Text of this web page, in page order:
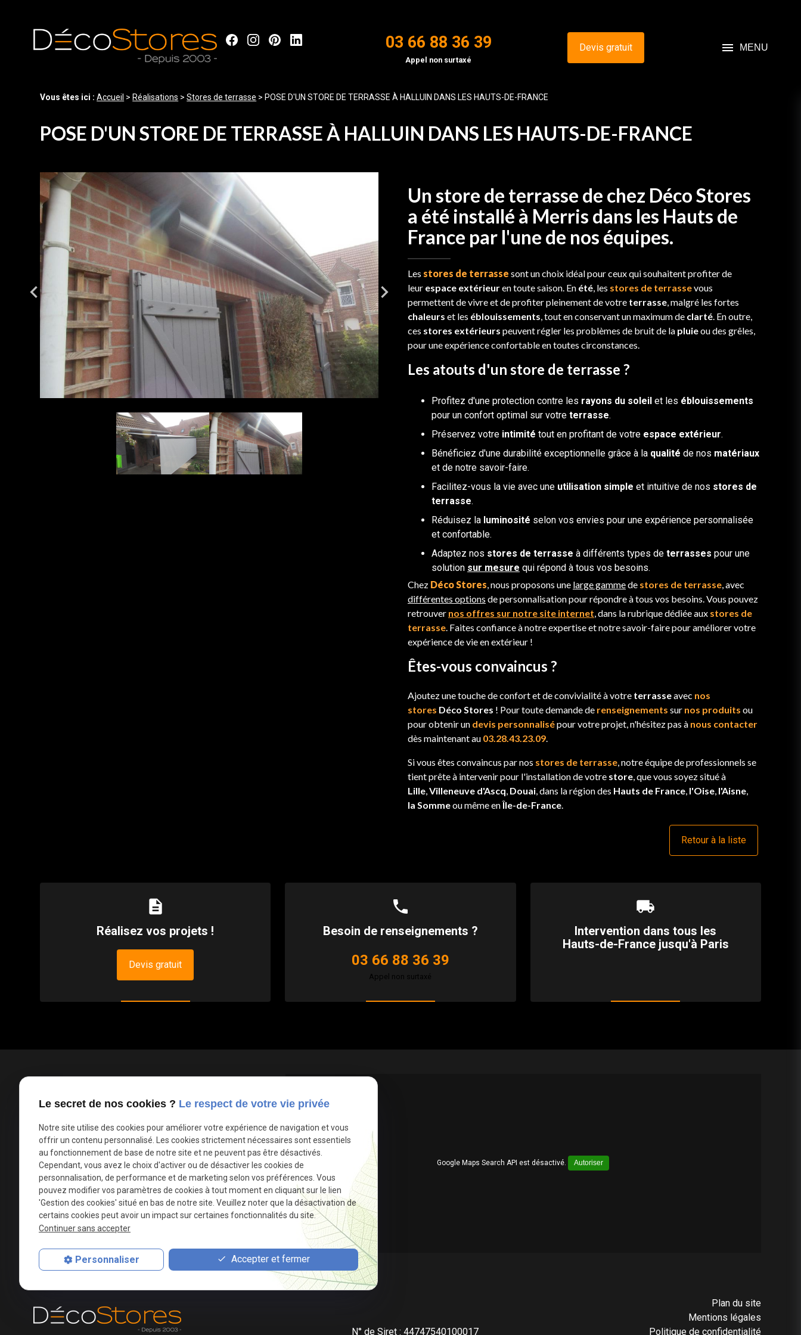
03 66 88 36 39
Appel non surtaxé
Devis gratuit menu MENU
Vous êtes ici :Accueil > Réalisations >Stores de terrasse > POSE D'UN STORE DE TERRASSE À HALLUIN DANS LES HAUTS-DE-FRANCE
POSE D'UN STORE DE TERRASSE À HALLUIN DANS LES HAUTS-DE-FRANCE
Un store de terrasse de chez Déco Stores
a été installé à Merris dans les Hauts de
France par l'une de nos équipes.
Les stores de terrasse sont un choix idéal pour ceux qui souhaitent profiter de
leur espace extérieuren toute saison. En été, les stores de terrassevous
permettent de vivre et de profiter pleinement de votre terrasse, malgré les fortes
chaleurs et les éblouissements, tout en conservant un maximum de clarté. En outre,
ces stores extérieurs peuvent régler les problèmes de bruit de la pluieou des grêles,
pour une expérience confortable en toutes circonstances.
Les atouts d'un store de terrasse ?
Profitez d'une protection contre les rayons du soleil et les éblouissements
pour un confort optimal sur votre terrasse.
Préservez votre intimité tout en profitant de votre espace extérieur.
Bénéficiez d'une durabilité exceptionnelle grâce à la qualité de nos matériaux
et de notre savoir-faire.
Facilitez-vous la vie avec une utilisation simple et intuitive de nos stores de
terrasse.
Réduisez la luminosité selon vos envies pour une expérience personnalisée
et confortable.
Adaptez nos stores de terrasse à différents types de terrasses pour une
solution sur mesure qui répond à tous vos besoins.
Chez Déco Stores, nous proposons une large gammede stores de terrasse, avec
différentes options de personnalisation pour répondre à tous vos besoins. Vous pouvez
retrouver nos offres sur notre site internet, dans la rubrique dédiée aux stores de
terrasse. Faites confiance à notre expertise et notre savoir-faire pour améliorer votre
expérience de vie en extérieur !
Êtes-vous convaincus ?
Ajoutez une touche de confort et de convivialité à votre terrasseavec nos
stores Déco Stores ! Pour toute demande de renseignements sur nos produits ou
pour obtenir un devis personnalisépour votre projet, n'hésitez pas à nous contacter
dès maintenant au 03.28.43.23.09.
Si vous êtes convaincus par nos stores de terrasse, notre équipe de professionnels se
tient prête à intervenir pour l'installation de votre store, que vous soyez situé à
Lille,Villeneuve d'Ascq, Douai, dans la région des Hauts de France, l'Oise, l'Aisne,
la Sommeou même enÎle-de-France.
Retour à la liste
description
Réalisez vos projets !
Devis gratuit
phone
Besoin de renseignements ?
03 66 88 36 39
Appel non surtaxé
local_shipping
Intervention dans tous les
Hauts-de-France jusqu'à Paris
03 66 88 36 39
Appel non surtaxé
place
Parc d'Activités de la Verte Rue
Allée des Roseaux
59270 Bailleul
mail contact@deco-stores.com
Du mardi au samedi
de 09 à 12h et de 14h à 18h30
Google Maps Search API est désactivé. Autoriser
N° de Siret : 44747540100017
Plan du site
Mentions légales
Politique de confidentialité
Le secret de nos cookies ? Le respect de votre vie privée
Notre site utilise des cookies pour améliorer votre expérience de navigation et vous
offrir un contenu personnalisé. Les cookies strictement nécessaires sont essentiels
au fonctionnement de base de notre site et ne peuvent pas être désactivés.
Cependant, vous avez le choix d'activer ou de désactiver les cookies de
personnalisation, de performance et de marketing selon vos préférences. Vous
pouvez modifier vos paramètres de cookies à tout moment en cliquant sur le lien
'Gestion des cookies' situé en bas de notre site. Veuillez noter que la désactivation de
certains cookies peut avoir un impact sur certaines fonctionnalités du site.
Continuer sans accepter
Personnaliser Accepter et fermer